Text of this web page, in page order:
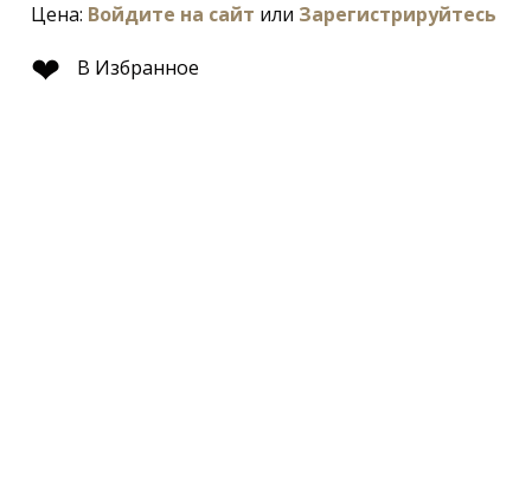
Цена: Войдите на сайт или Зарегистрируйтесь
❤ В Избранное